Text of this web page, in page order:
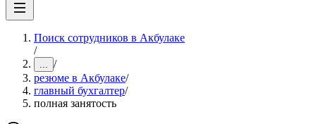
Поиск сотрудников в Акбулаке
/
... /
резюме в Акбулаке/
главный бухгалтер/
полная занятость